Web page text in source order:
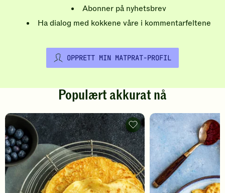
Abonner på nyhetsbrev
Ha dialog med kokkene våre i kommentarfeltene
OPPRETT MIN MATPRAT-PROFIL
Populært akkurat nå
Pannekaker
-
legg
til
favoritter